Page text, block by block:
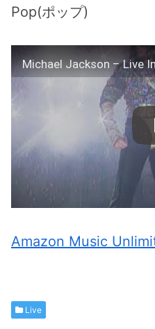
Pop(ポップ)
Amazon Music
Live